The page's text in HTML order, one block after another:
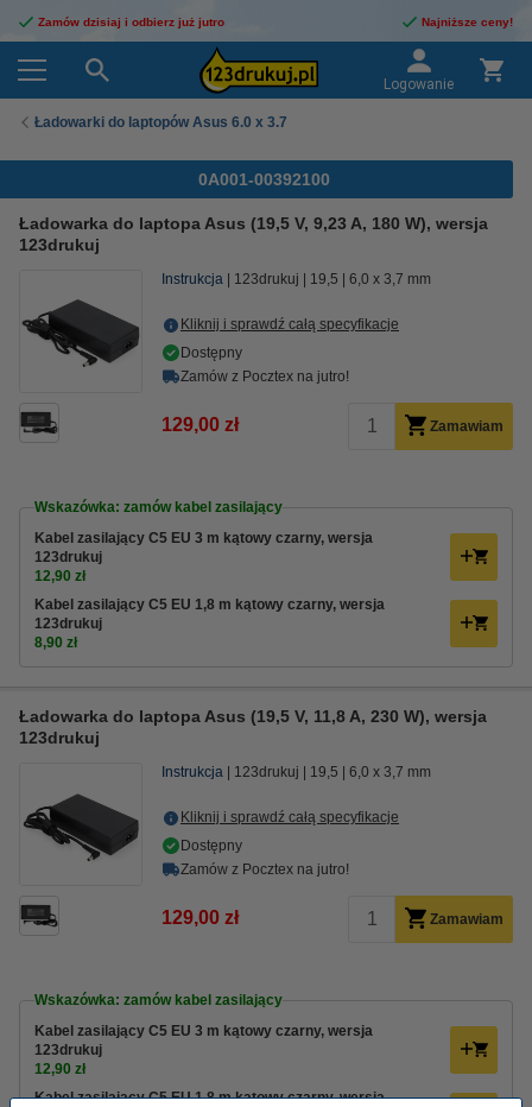
Zamów dzisiaj i odbierz już jutro Najniższe ceny!
Logowanie
Ładowarki do laptopów Asus 6.0 x 3.7
0A001-00392100
Ładowarka do laptopa Asus (19,5 V, 9,23 A, 180 W), wersja
123drukuj
Instrukcja 123drukuj 19,5 6,0 x 3,7 mm
Kliknij i sprawdź całą specyfikacje
Dostępny
Zamów z Pocztex na jutro!
129,00 zł Zamawiam
Wskazówka: zamów kabel zasilający
Kabel zasilający C5 EU 3 m kątowy czarny, wersja
123drukuj
12,90 zł
Kabel zasilający C5 EU 1,8 m kątowy czarny, wersja
123drukuj
8,90 zł
Ładowarka do laptopa Asus (19,5 V, 11,8 A, 230 W), wersja
123drukuj
Instrukcja 123drukuj 19,5 6,0 x 3,7 mm
Kliknij i sprawdź całą specyfikacje
Dostępny
Zamów z Pocztex na jutro!
129,00 zł Zamawiam
Wskazówka: zamów kabel zasilający
Kabel zasilający C5 EU 3 m kątowy czarny, wersja
123drukuj
12,90 zł
Kabel zasilający C5 EU 1,8 m kątowy czarny, wersja